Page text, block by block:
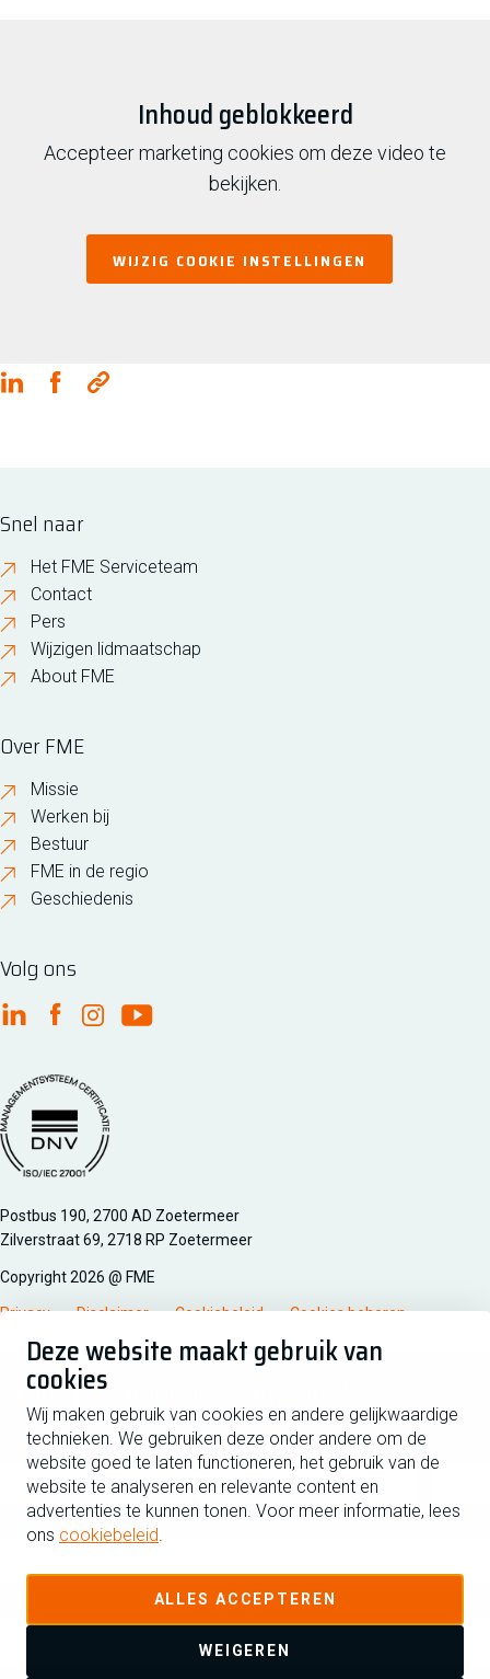
Deze website maakt gebruik van
cookies
Wij maken gebruik van cookies en andere gelijkwaardige
technieken. We gebruiken deze onder andere om de
website goed te laten functioneren, het gebruik van de
website te analyseren en relevante content en
advertenties te kunnen tonen. Voor meer informatie, lees
ons cookiebeleid.
ALLES ACCEPTEREN
WEIGEREN
Inhoud geblokkeerd
Accepteer marketing cookies om deze video te
bekijken.
WIJZIG COOKIE INSTELLINGEN
Snel naar
Het FME Serviceteam
Contact
Pers
Wijzigen lidmaatschap
About FME
Over FME
Missie
Werken bij
Bestuur
FME in de regio
Geschiedenis
Volg ons
FME Linkedin
FME Facebook
FME Instagram
FME Youtube
Managementsyteem certificatie DNV iso/iec 27001
Postbus 190, 2700 AD Zoetermeer
Zilverstraat 69, 2718 RP Zoetermeer
Copyright 2026 @ FME
Privacy Disclaimer Cookiebeleid Cookies beheren
Schrijf je in voor de nieuwsbrief
Voornaam
Achternaam